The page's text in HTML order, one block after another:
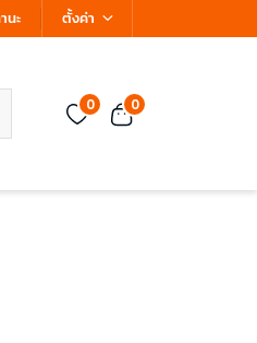
นะ ตั้งค่า
0 0